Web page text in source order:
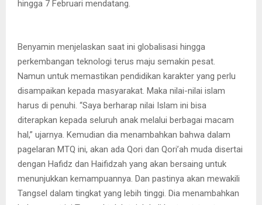
hingga 7 Februari mendatang.
Benyamin menjelaskan saat ini globalisasi hingga
perkembangan teknologi terus maju semakin pesat.
Namun untuk memastikan pendidikan karakter yang perlu
disampaikan kepada masyarakat. Maka nilai-nilai islam
harus di penuhi. “Saya berharap nilai Islam ini bisa
diterapkan kepada seluruh anak melalui berbagai macam
hal,” ujarnya. Kemudian dia menambahkan bahwa dalam
pagelaran MTQ ini, akan ada Qori dan Qori’ah muda disertai
dengan Hafidz dan Haifidzah yang akan bersaing untuk
menunjukkan kemampuannya. Dan pastinya akan mewakili
Tangsel dalam tingkat yang lebih tinggi. Dia menambahkan